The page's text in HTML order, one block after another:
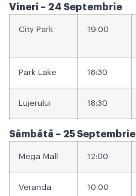
Vineri – 24 Septembrie
City Park 19:00
Park Lake 18:30
Lujerului 18:30
Sâmbătă – 25 Septembrie
Mega Mall 12:00
Veranda 10:00